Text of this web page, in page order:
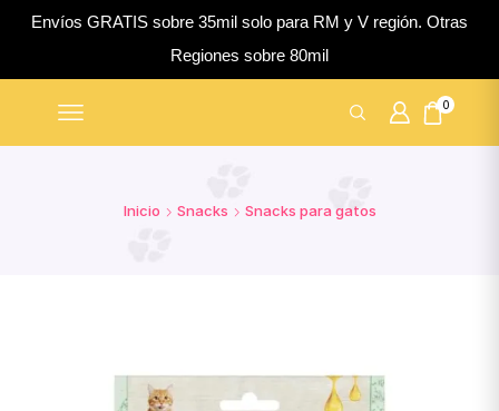
Envíos GRATIS sobre 35mil solo para RM y V región. Otras
Regiones sobre 80mil
0
Inicio Snacks Snacks para gatos